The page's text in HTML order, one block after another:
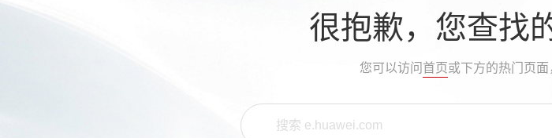
很抱歉，您查找
您可以访问 首页或下方的热门页